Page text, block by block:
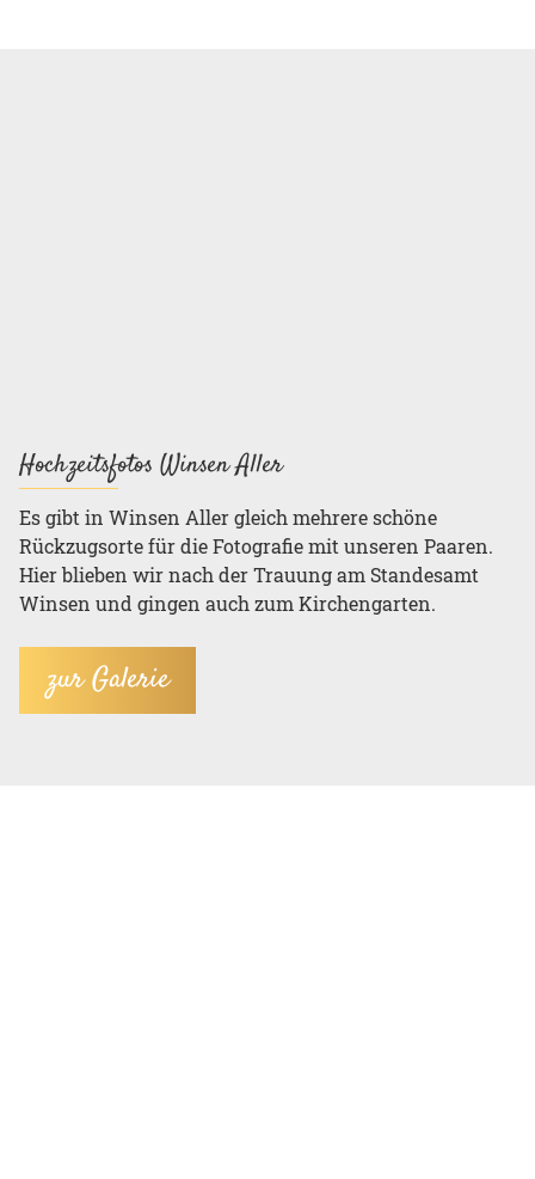
Hochzeitsfotos Winsen Aller
Es gibt in Winsen Aller gleich mehrere schöne
Rückzugsorte für die Fotografie mit unseren Paaren.
Hier blieben wir nach der Trauung am Standesamt
Winsen und gingen auch zum Kirchengarten.
zur Galerie